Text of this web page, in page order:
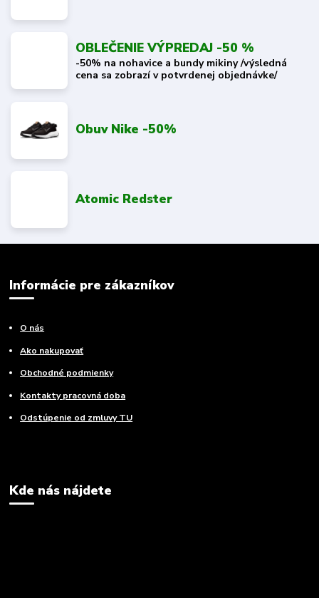
OBLEČENIE VÝPREDAJ -50 %
-50% na nohavice a bundy mikiny /výsledná
cena sa zobrazí v potvrdenej objednávke/
Obuv Nike -50%
Atomic Redster
Informácie pre zákazníkov
O nás
Ako nakupovať
Obchodné podmienky
Kontakty pracovná doba
Odstúpenie od zmluvy TU
Kde nás nájdete